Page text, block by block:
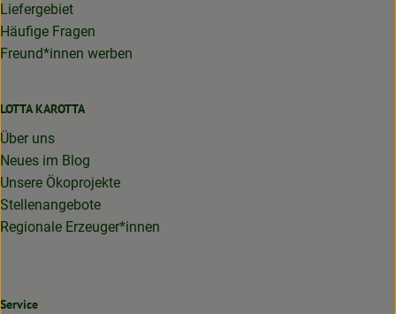
Liefergebiet
Häufige Fragen
Freund*innen werben
LOTTA KAROTTA
Über uns
Neues im Blog
Unsere Ökoprojekte
Stellenangebote
Regionale Erzeuger*innen
Service